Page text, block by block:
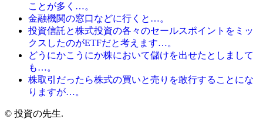
ことが多く…。
金融機関の窓口などに行くと…。
投資信託と株式投資の各々のセールスポイントをミッ
クスしたのがETFだと考えます…。
どうにかこうにか株において儲けを出せたとしまして
も…。
株取引だったら株式の買いと売りを敢行することにな
りますが…。
© 投資の先生.